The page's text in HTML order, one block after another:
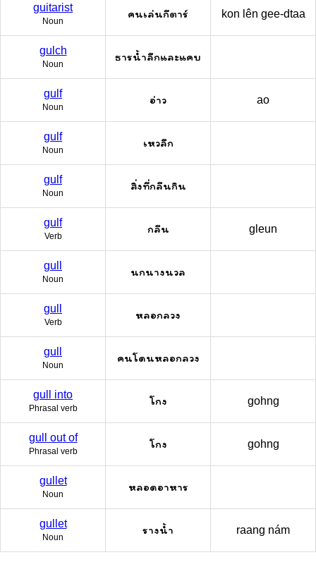
guitarist
Noun
คนเล่นกีตาร์ kon lên gee-dtaa
gulch
Noun
ธารน้ำลึกและแคบ
gulf
Noun
อ่าว ao
gulf
Noun
เหวลึก
gulf
Noun
สิ่งที่กลืนกิน
gulf
Verb
กลืน gleun
gull
Noun
นกนางนวล
gull
Verb
หลอกลวง
gull
Noun
คนโดนหลอกลวง
gull into
Phrasal verb
โกง gohng
gull out of
Phrasal verb
โกง gohng
gullet
Noun
หลอดอาหาร
gullet
Noun
รางน้ำ raang nám